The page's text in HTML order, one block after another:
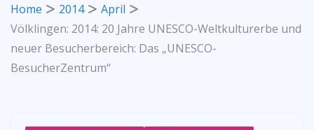
Home 2014
April
Völklingen: 2014: 20 Jahre UNESCO-Weltkulturerbe und
neuer Besucherbereich: Das „UNESCO-
BesucherZentrum“